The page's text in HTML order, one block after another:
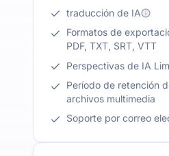
traducción de IA
Formatos de
PDF, TXT, SRT, VTT
Perspectivas de IA
Período de retención
archivos multimedia
Soporte por correo